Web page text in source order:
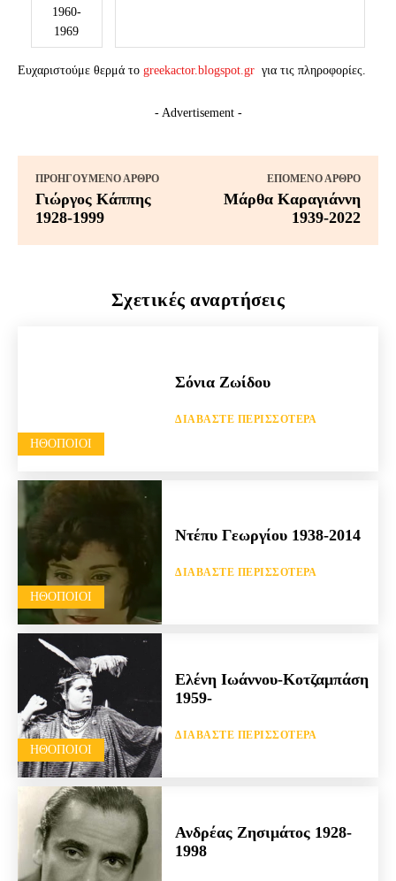
Σχετικές αναρτήσεις
HΘΟΠΟΙΟΊ
Σόνια Ζωίδου
ΔΙΑΒΆΣΤΕ ΠΕΡΙΣΣΌΤΕΡΑ
HΘΟΠΟΙΟΊ
Ντέπυ Γεωργίου 1938-2014
ΔΙΑΒΆΣΤΕ ΠΕΡΙΣΣΌΤΕΡΑ
HΘΟΠΟΙΟΊ
Ελένη Ιωάννου-Κοτζαμπάση
1959-
ΔΙΑΒΆΣΤΕ ΠΕΡΙΣΣΌΤΕΡΑ
Ανδρέας Ζησιμάτος 1928-
1998
1960-
1969
Ευχαριστούμε θερμά το greekactor.blogspot.gr για τις πληροφορίες.
- Advertisement -
ΠΡΟΗΓΟΎΜΕΝΟ ΆΡΘΡΟ
Γιώργος Κάππης
1928-1999
ΕΠΌΜΕΝΟ ΆΡΘΡΟ
Μάρθα Καραγιάννη
1939-2022